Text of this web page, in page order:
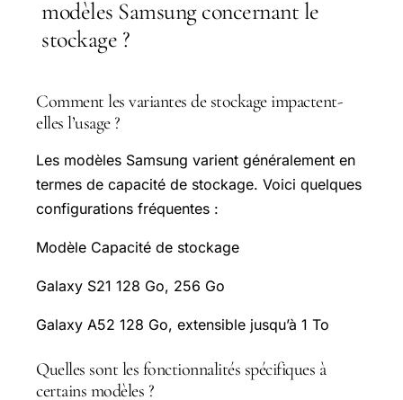
modèles Samsung concernant le
stockage ?
Comment les variantes de stockage impactent-
elles l’usage ?
Les modèles Samsung varient généralement en
termes de capacité de stockage. Voici quelques
configurations fréquentes :
Modèle Capacité de stockage
Galaxy S21 128 Go, 256 Go
Galaxy A52 128 Go, extensible jusqu’à 1 To
Quelles sont les fonctionnalités spécifiques à
certains modèles ?